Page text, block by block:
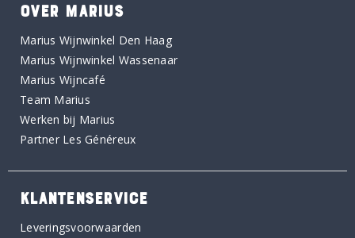
OVER MARIUS
Marius Wijnwinkel Den Haag
Marius Wijnwinkel Wassenaar
Marius Wijncafé
Team Marius
Werken bij Marius
Partner Les Généreux
KLANTENSERVICE
Leveringsvoorwaarden